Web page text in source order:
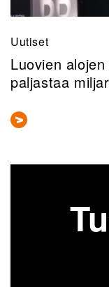
Uutiset
Luovien
paljastaa